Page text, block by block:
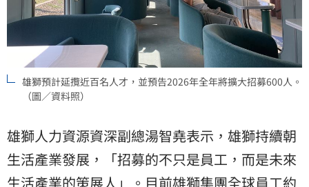
雄獅預計延攬近百名人才，並預告2026年全年將擴大招募600人。
（圖／資料照）
雄獅人力資源資深副總湯智堯表示，雄獅持續朝
生活產業發展，「招募的不只是員工，而是未來
生活產業的策展人」。目前雄獅集團全球員工約